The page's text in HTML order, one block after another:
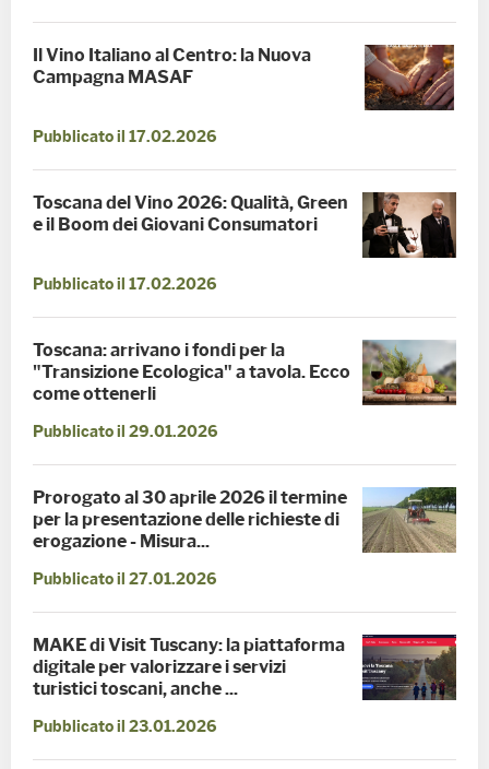
Il Vino Italiano al Centro: la Nuova
Campagna MASAF
Pubblicato il 17.02.2026
Toscana del Vino 2026: Qualità, Green
e il Boom dei Giovani Consumatori
Pubblicato il 17.02.2026
Toscana: arrivano i fondi per la
"Transizione Ecologica" a tavola. Ecco
come ottenerli
Pubblicato il 29.01.2026
Prorogato al 30 aprile 2026 il termine
per la presentazione delle richieste di
erogazione - Misura...
Pubblicato il 27.01.2026
MAKE di Visit Tuscany: la piattaforma
digitale per valorizzare i servizi
turistici toscani, anche ...
Pubblicato il 23.01.2026